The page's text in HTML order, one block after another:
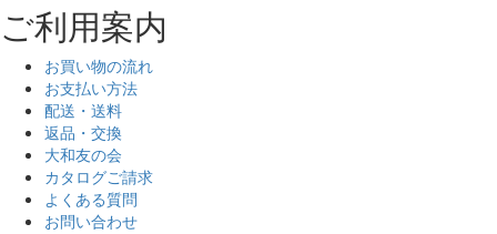
ご利用案内
お買い物の流れ
お支払い方法
配送・送料
返品・交換
大和友の会
カタログご請求
よくある質問
お問い合わせ